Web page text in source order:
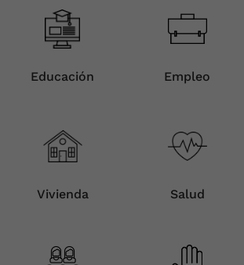
Educación Empleo
Vivienda Salud